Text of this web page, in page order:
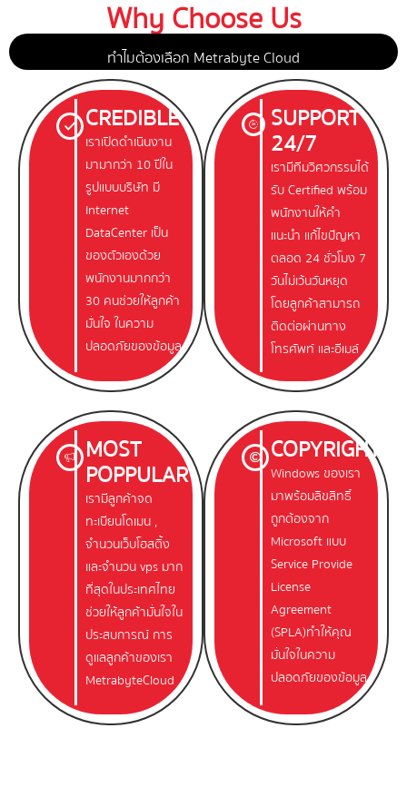
Why Choose Us
ทำไมต้องเลือก Metrabyte Cloud
CREDIBLE
เราเปิดดำเนินงาน
มามากว่า 10 ปีใน
รูปแบบบริษัท มี
Internet
DataCenter เป็น
ของตัวเองด้วย
พนักงานมากกว่า
30 คนช่วยให้ลูกค้า
มั่นใจ ในความ
ปลอดภัยของข้อมูล
SUPPORT
24/7
เรามีทีมวิศวกรรมได้
รับ Certified พร้อม
พนักงานให้คำ
แนะนำ แก้ไขปัญหา
ตลอด 24 ชั่วโมง 7
วันไม่เว้นวันหยุด
โดยลูกค้าสามารถ
ติดต่อผ่านทาง
โทรศัพท์ และอีเมล์
MOST
POPPULAR
เรามีลูกค้าจด
ทะเบียนโดเมน ,
จำนวนเว็บโฮสติ้ง
และจำนวน vps มาก
ที่สุดในประเทศไทย
ช่วยให้ลูกค้ามั่นใจใน
ประสบการณ์ การ
ดูแลลูกค้าของเรา
MetrabyteCloud
COPYRIGHT
Windows ของเรา
มาพร้อมลิขสิทธิ์
ถูกต้องจาก
Microsoft แบบ
Service Provide
License
Agreement
(SPLA)ทำให้คุณ
มั่นใจในความ
ปลอดภัยของข้อมูล